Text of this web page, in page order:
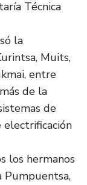
Técnica
la
Muits,
entre
de la
de
los hermanos
Pumpuentsa,